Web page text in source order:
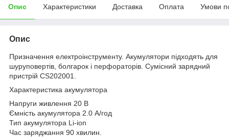
Опис Характеристики Доставка Оплата Умови
Опис
Призначення електроінструменту. Акумулятори підходять для
шуруповертів, болгарок і перфораторів. Сумісний зарядний
пристрій CS202001.
Характеристика акумулятора
Напруги живлення 20 В
Ємність акумулятора 2.0 А/год
Тип акумулятора Li-ion
Час заряджання 90 хвилин.